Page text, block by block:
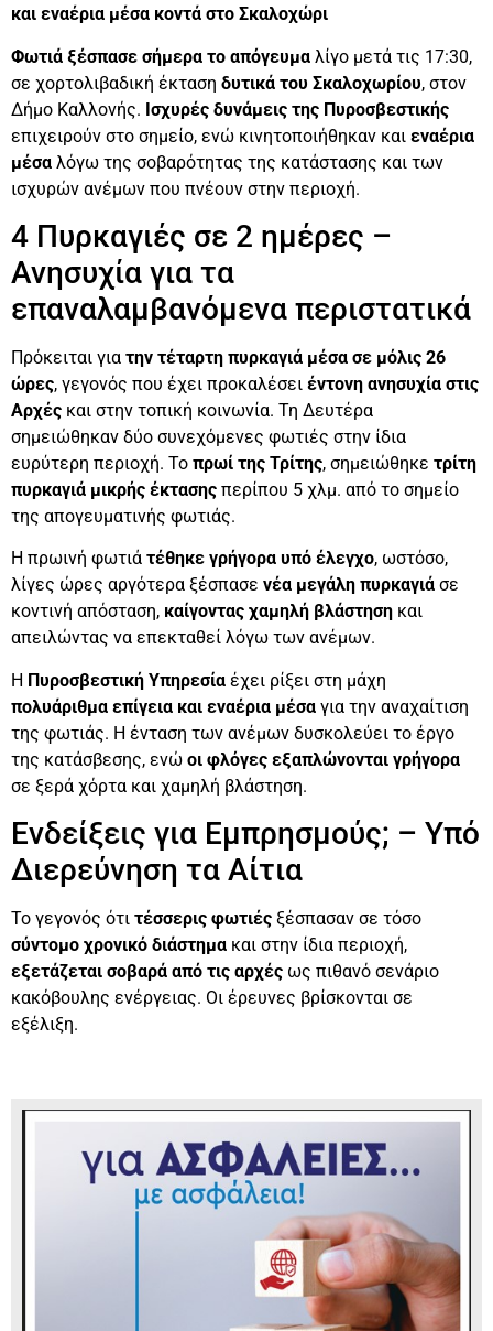
και εναέρια μέσα κοντά στο Σκαλοχώρι
Φωτιά ξέσπασε σήμερα το απόγευμα λίγο μετά τις 17:30,
σε χορτολιβαδική έκταση δυτικά του Σκαλοχωρίου, στον
Δήμο Καλλονής. Ισχυρές δυνάμεις της Πυροσβεστικής
επιχειρούν στο σημείο, ενώ κινητοποιήθηκαν και εναέρια
μέσα λόγω της σοβαρότητας της κατάστασης και των
ισχυρών ανέμων που πνέουν στην περιοχή.
4 Πυρκαγιές σε 2 ημέρες –
Ανησυχία για τα
επαναλαμβανόμενα περιστατικά
Πρόκειται για την τέταρτη πυρκαγιά μέσα σε μόλις 26
ώρες, γεγονός που έχει προκαλέσει έντονη ανησυχία στις
Αρχές και στην τοπική κοινωνία. Τη Δευτέρα
σημειώθηκαν δύο συνεχόμενες φωτιές στην ίδια
ευρύτερη περιοχή. Το πρωί της Τρίτης, σημειώθηκε τρίτη
πυρκαγιά μικρής έκτασης περίπου 5 χλμ. από το σημείο
της απογευματινής φωτιάς.
Η πρωινή φωτιά τέθηκε γρήγορα υπό έλεγχο, ωστόσο,
λίγες ώρες αργότερα ξέσπασε νέα μεγάλη πυρκαγιά σε
κοντινή απόσταση, καίγοντας χαμηλή βλάστηση και
απειλώντας να επεκταθεί λόγω των ανέμων.
Η Πυροσβεστική Υπηρεσία έχει ρίξει στη μάχη
πολυάριθμα επίγεια και εναέρια μέσα για την αναχαίτιση
της φωτιάς. Η ένταση των ανέμων δυσκολεύει το έργο
της κατάσβεσης, ενώ οι φλόγες εξαπλώνονται γρήγορα
σε ξερά χόρτα και χαμηλή βλάστηση.
Ενδείξεις για Εμπρησμούς; – Υπό
Διερεύνηση τα Αίτια
Το γεγονός ότι τέσσερις φωτιές ξέσπασαν σε τόσο
σύντομο χρονικό διάστημα και στην ίδια περιοχή,
εξετάζεται σοβαρά από τις αρχές ως πιθανό σενάριο
κακόβουλης ενέργειας. Οι έρευνες βρίσκονται σε
εξέλιξη.